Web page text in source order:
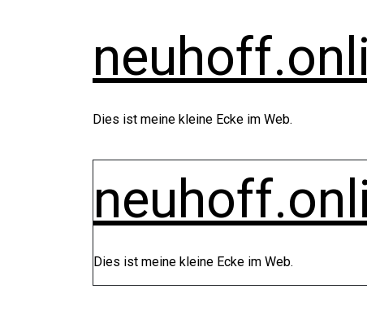
Dies ist meine kleine Ecke im Web.
Dies ist meine kleine Ecke im Web.